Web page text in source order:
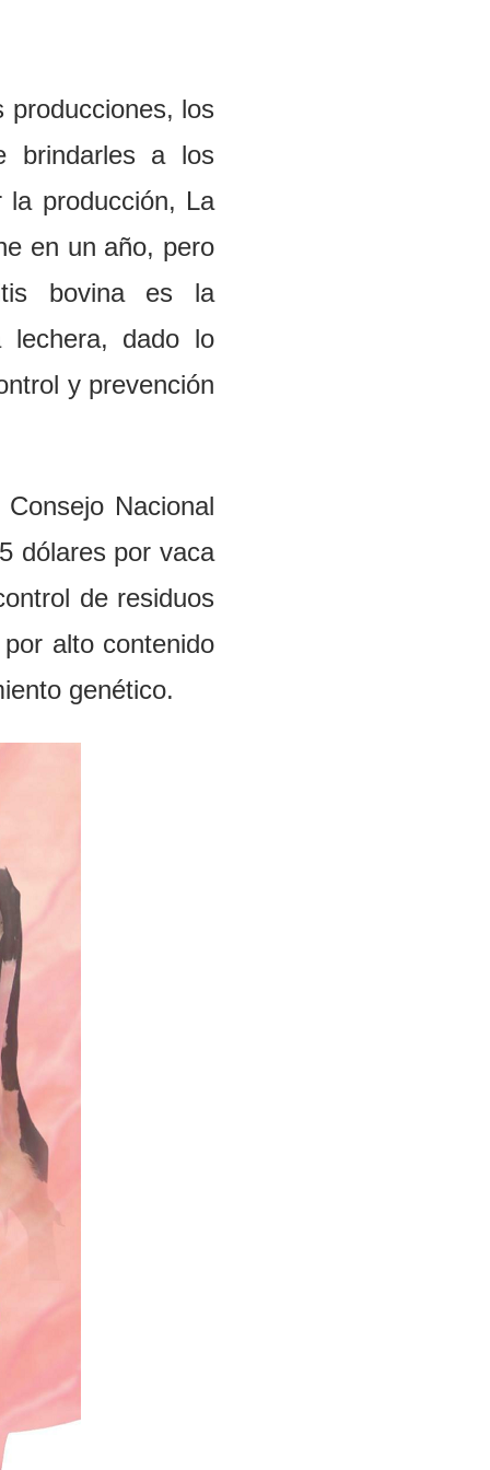
los
brindarles a los
producción, La
e en un año, pero
tis bovina es la
lechera, dado lo
y prevención
Consejo Nacional
dólares por vaca
trol de residuos
por alto contenido
nto genético.